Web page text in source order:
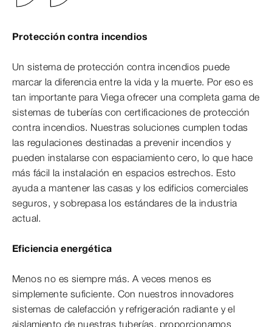
Protección contra incendios
Un sistema de protección contra incendios puede
marcar la diferencia entre la vida y la muerte. Por eso es
tan importante para Viega ofrecer una completa gama de
sistemas de tuberías con certificaciones de protección
contra incendios. Nuestras soluciones cumplen todas
las regulaciones destinadas a prevenir incendios y
pueden instalarse con espaciamiento cero, lo que hace
más fácil la instalación en espacios estrechos. Esto
ayuda a mantener las casas y los edificios comerciales
seguros, y sobrepasa los estándares de la industria
actual.
Eficiencia energética
Menos no es siempre más. A veces menos es
simplemente suficiente. Con nuestros innovadores
sistemas de calefacción y refrigeración radiante y el
aislamiento de nuestras tuberías, proporcionamos